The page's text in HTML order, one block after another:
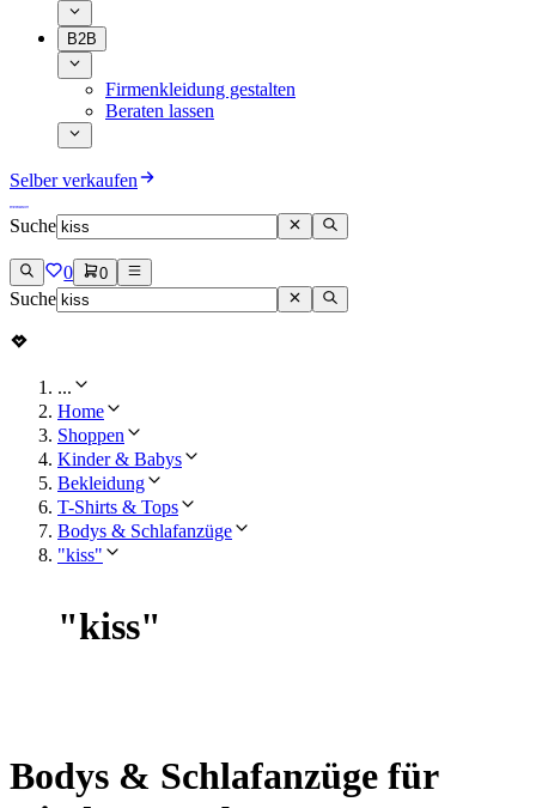
B2B
Firmenkleidung gestalten
Beraten lassen
Selber verkaufen
Suche
0 0
Suche
...
Home
Shoppen
Kinder & Babys
Bekleidung
T-Shirts & Tops
Bodys & Schlafanzüge
"kiss"
"kiss"
Bodys & Schlafanzüge für